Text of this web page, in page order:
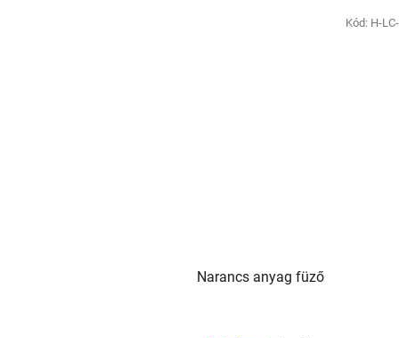
Narancs anyag füző
Kód: H-